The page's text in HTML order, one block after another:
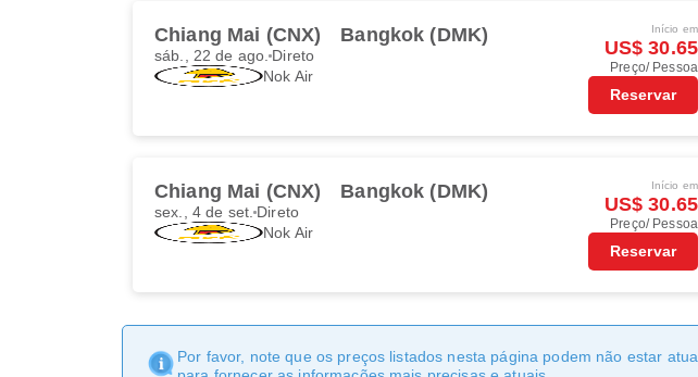
Chiang Mai (CNX) Bangkok (DMK)
sáb., 22 de ago. Direto
Nok Air
Início em
US$ 30.65
Preço/ Pessoa
Reservar
Chiang Mai (CNX) Bangkok (DMK)
sex., 4 de set. Direto
Nok Air
Início em
US$ 30.65
Preço/ Pessoa
Reservar
Por favor, note que os preços listados nesta página podem não estar